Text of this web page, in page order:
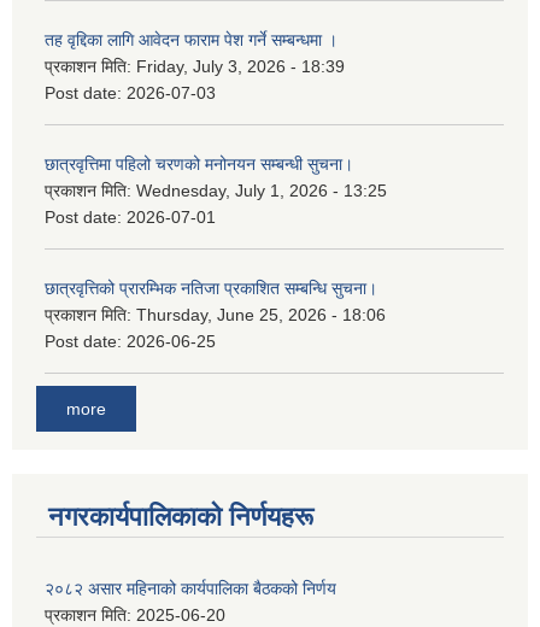
तह वृद्दिका लागि आवेदन फाराम पेश गर्ने सम्बन्धमा ।
प्रकाशन मिति: Friday, July 3, 2026 - 18:39
Post date: 2026-07-03
छात्रवृत्तिमा पहिलो चरणको मनोनयन सम्बन्धी सुचना।
प्रकाशन मिति: Wednesday, July 1, 2026 - 13:25
Post date: 2026-07-01
छात्रवृत्तिको प्रारम्भिक नतिजा प्रकाशित सम्बन्धि सुचना।
प्रकाशन मिति: Thursday, June 25, 2026 - 18:06
Post date: 2026-06-25
more
नगरकार्यपालिकाकाे निर्णयहरू
२०८२ असार महिनाको कार्यपालिका बैठकको निर्णय
प्रकाशन मिति: 2025-06-20